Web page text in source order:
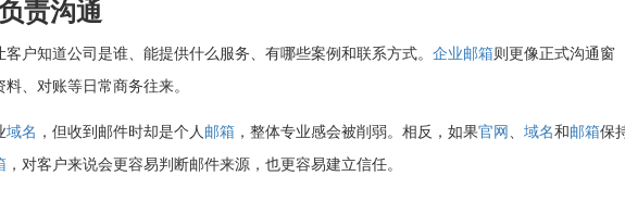
责沟通
户知道公司是谁、能提供什么服务、有哪些案例和联系方式。 企业邮箱则更像正式沟通窗
、对账等日常商务往来。
域名 ，但收到邮件时却是个人 邮箱 ，整体专业感会被削弱。相反，如果官网 、 域名和 邮箱保
，对客户来说会更容易判断邮件来源，也更容易建立信任。